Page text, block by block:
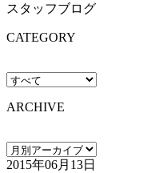
スタッフブログ
CATEGORY
ARCHIVE
2015年06月13日